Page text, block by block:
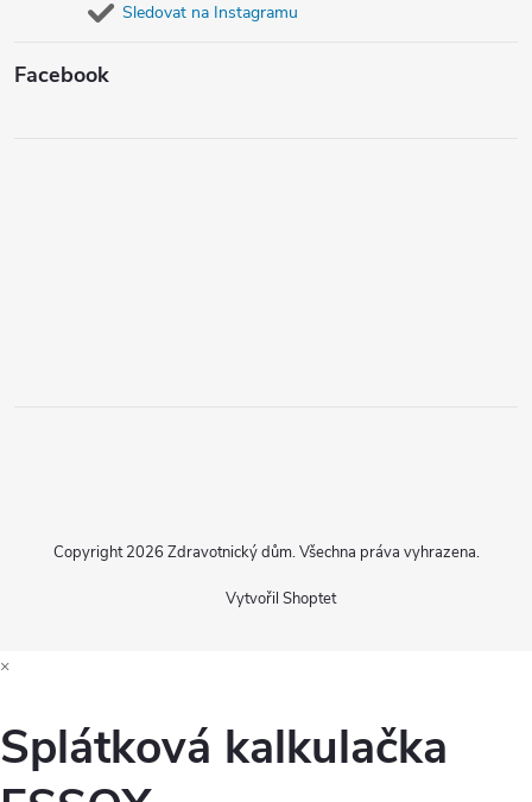
Sledovat na Instagramu
Facebook
Vytvořil Shoptet
Copyright 2026 Zdravotnický dům. Všechna práva vyhrazena.
×
Splátková kalkulačka